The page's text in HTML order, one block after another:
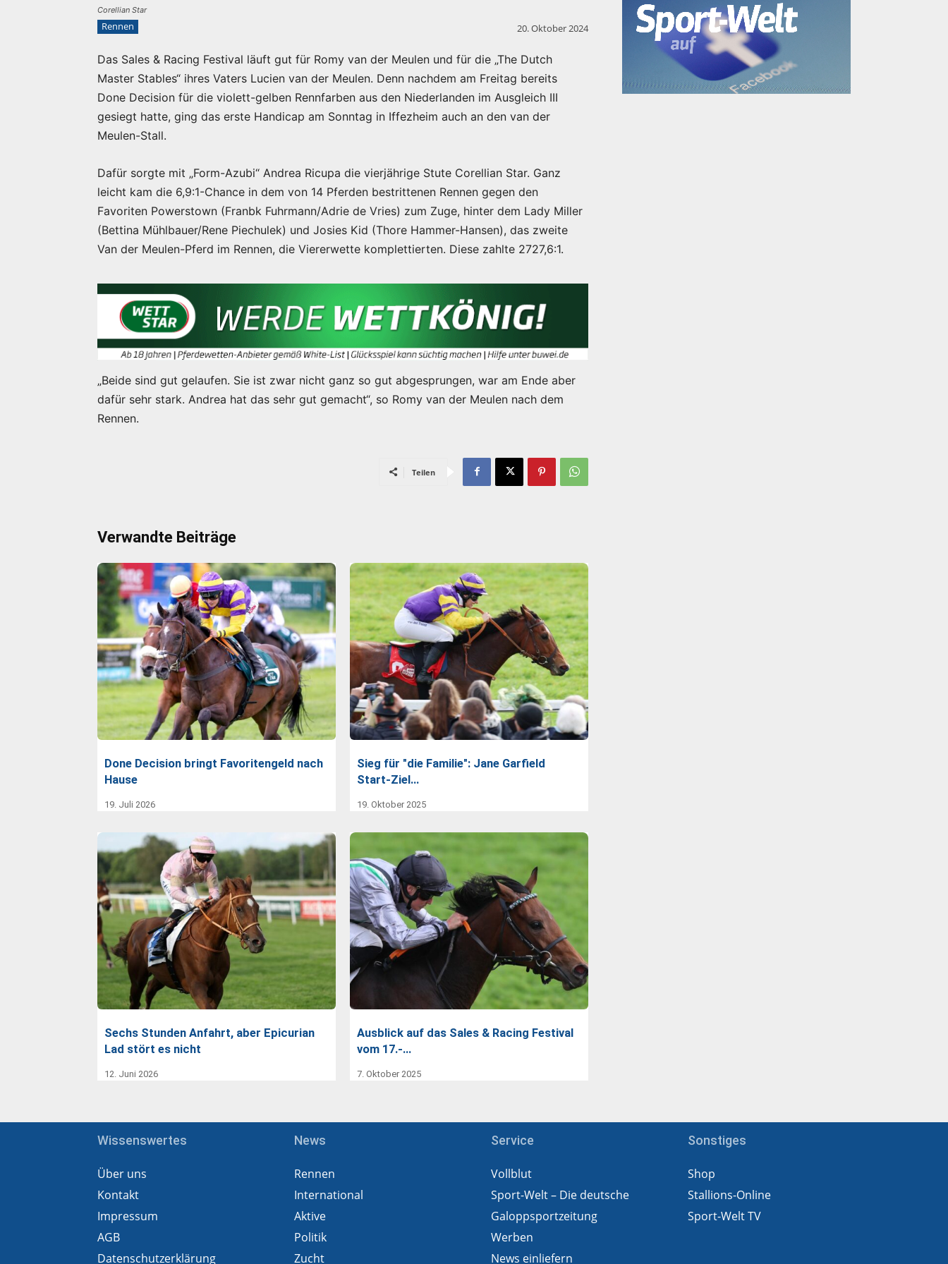
Corellian Star
Rennen 20. Oktober 2024
Das Sales & Racing Festival läuft gut für Romy van der Meulen und für die „The Dutch
Master Stables“ ihres Vaters Lucien van der Meulen. Denn nachdem am Freitag bereits
Done Decision für die violett-gelben Rennfarben aus den Niederlanden im Ausgleich III
gesiegt hatte, ging das erste Handicap am Sonntag in Iffezheim auch an den van der
Meulen-Stall.
Dafür sorgte mit „Form-Azubi“ Andrea Ricupa die vierjährige Stute Corellian Star. Ganz
leicht kam die 6,9:1-Chance in dem von 14 Pferden bestrittenen Rennen gegen den
Favoriten Powerstown (Franbk Fuhrmann/Adrie de Vries) zum Zuge, hinter dem Lady Miller
(Bettina Mühlbauer/Rene Piechulek) und Josies Kid (Thore Hammer-Hansen), das zweite
Van der Meulen-Pferd im Rennen, die Viererwette komplettierten. Diese zahlte 2727,6:1.
„Beide sind gut gelaufen. Sie ist zwar nicht ganz so gut abgesprungen, war am Ende aber
dafür sehr stark. Andrea hat das sehr gut gemacht“, so Romy van der Meulen nach dem
Rennen.
Teilen
Verwandte Beiträge
Done Decision bringt Favoritengeld nach
Hause
19. Juli 2026
Sieg für "die Familie": Jane Garfield
Start-Ziel…
19. Oktober 2025
Sechs Stunden Anfahrt, aber Epicurian
Lad stört es nicht
12. Juni 2026
Ausblick auf das Sales & Racing Festival
vom 17.-…
7. Oktober 2025
Wissenswertes
Über uns
Kontakt
Impressum
AGB
Datenschutzerklärung
News
Rennen
International
Aktive
Politik
Zucht
Service
Vollblut
Sport-Welt – Die deutsche
Galoppsportzeitung
Werben
News einliefern
Sonstiges
Shop
Stallions-Online
Sport-Welt TV